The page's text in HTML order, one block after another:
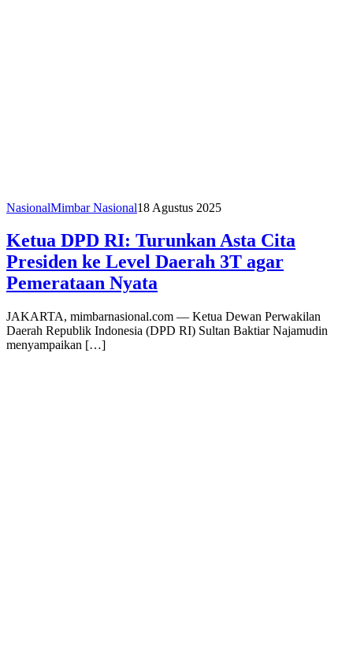
NasionalMimbar Nasional18 Agustus 2025
Ketua DPD RI: Turunkan Asta Cita
Presiden ke Level Daerah 3T agar
Pemerataan Nyata
JAKARTA, mimbarnasional.com — Ketua Dewan Perwakilan
Daerah Republik Indonesia (DPD RI) Sultan Baktiar Najamudin
menyampaikan […]